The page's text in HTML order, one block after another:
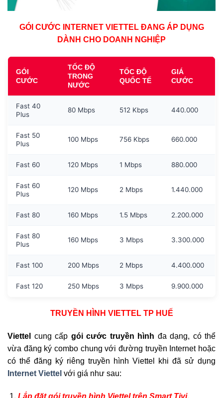
GÓI CƯỚC INTERNET VIETTEL ĐANG ÁP DỤNG
DÀNH CHO DOANH NGHIỆP
GÓI
CƯỚC
TỐC ĐỘ
TRONG
NƯỚC
TỐC ĐỘ
QUỐC TẾ
GIÁ
CƯỚC
Fast 40
Plus
80 Mbps 512 Kbps 440.000
Fast 50
Plus
100 Mbps 756 Kbps 660.000
Fast 60 120 Mbps 1 Mbps 880.000
Fast 60
Plus
120 Mbps 2 Mbps 1.440.000
Fast 80 160 Mbps 1.5 Mbps 2.200.000
Fast 80
Plus
160 Mbps 3 Mbps 3.300.000
Fast 100 200 Mbps 2 Mbps 4.400.000
Fast 120 250 Mbps 3 Mbps 9.900.000
TRUYỀN HÌNH VIETTEL TP HUẾ
Viettel cung cấp gói cước truyền hình đa dạng, có thể
vừa đăng ký combo chung với đường truyền Internet hoặc
có thể đăng ký riêng truyền hình Viettel khi đã sử dụng
Internet Viettel với giá như sau:
Lắp đặt gói truyền hình Viettel trên Smart Tivi.